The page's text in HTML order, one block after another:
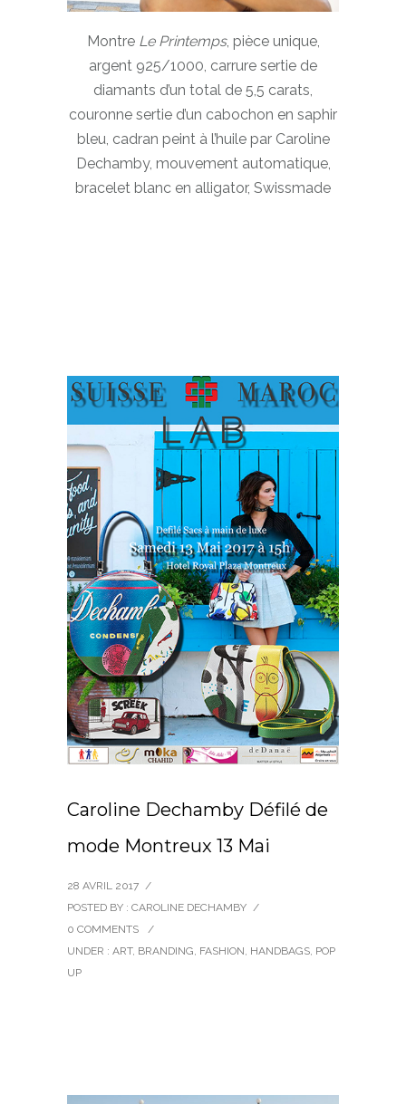
Montre Le Printemps, pièce unique,
argent 925/1000, carrure sertie de
diamants d’un total de 5,5 carats,
couronne sertie d’un cabochon en saphir
bleu, cadran peint à l’huile par Caroline
Dechamby, mouvement automatique,
bracelet blanc en alligator, Swissmade
Caroline Dechamby Défilé de
mode Montreux 13 Mai
28 AVRIL 2017 /
POSTED BY : CAROLINE DECHAMBY /
0 COMMENTS
/
UNDER : ART, BRANDING FASHION HANDBAGS POP
UP